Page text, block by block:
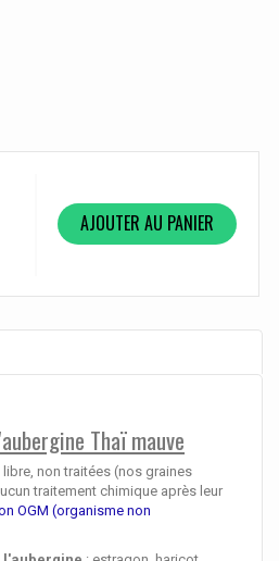
AJOUTER AU PANIER
Thaï mauve
non traitées (nos graines
traitement chimique après leur
OGM (organisme non